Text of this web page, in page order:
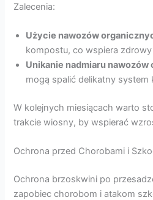
Zalecenia:
Użycie nawozów
kompostu, co wspiera
Unikanie nadmiaru
mogą spalić delikatny system
W kolejnych miesiącach warto
trakcie wiosny, by wspierać
Ochrona przed Chorobami i
Ochrona brzoskwini po
zapobiec chorobom i atakom